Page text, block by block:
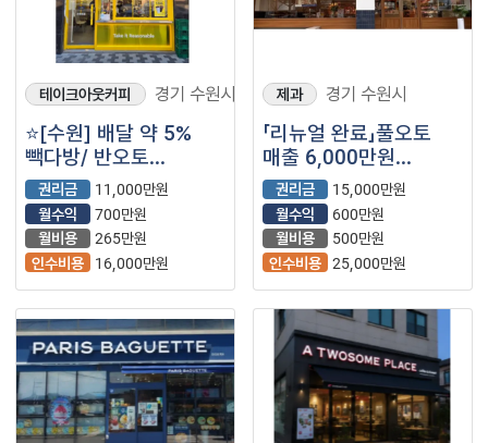
테이크아웃커피 경기 수원시
⭐️[수원] 배달 약 5%
빽다방/ 반오토
월순익700/ 운영 약
3년차⭐️
권리금
11,000만원
월수익
700만원
월비용
265만원
인수비용
16,000만원
제과 경기 수원시
「리뉴얼 완료」풀오토
매출 6,000만원
【파리바게뜨】
권리금
15,000만원
월수익
600만원
월비용
500만원
인수비용 25,000만원